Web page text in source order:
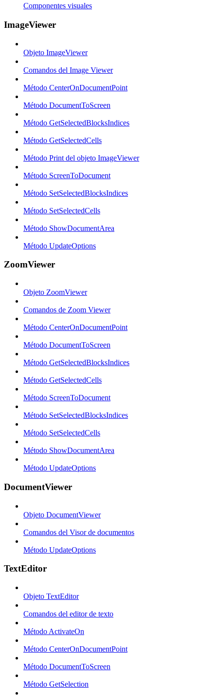
Componentes visuales
ImageViewer
Objeto ImageViewer
Comandos del Image Viewer
Método CenterOnDocumentPoint
Método DocumentToScreen
Método GetSelectedBlocksIndices
Método GetSelectedCells
Método Print del objeto ImageViewer
Método ScreenToDocument
Método SetSelectedBlocksIndices
Método SetSelectedCells
Método ShowDocumentArea
Método UpdateOptions
ZoomViewer
Objeto ZoomViewer
Comandos de Zoom Viewer
Método CenterOnDocumentPoint
Método DocumentToScreen
Método GetSelectedBlocksIndices
Método GetSelectedCells
Método ScreenToDocument
Método SetSelectedBlocksIndices
Método SetSelectedCells
Método ShowDocumentArea
Método UpdateOptions
DocumentViewer
Objeto DocumentViewer
Comandos del Visor de documentos
Método UpdateOptions
TextEditor
Objeto TextEditor
Comandos del editor de texto
Método ActivateOn
Método CenterOnDocumentPoint
Método DocumentToScreen
Método GetSelection